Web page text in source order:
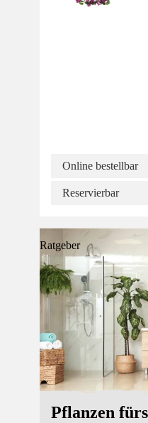
Online bestellbar
Reservierbar
Ratgeber
Pflanzen